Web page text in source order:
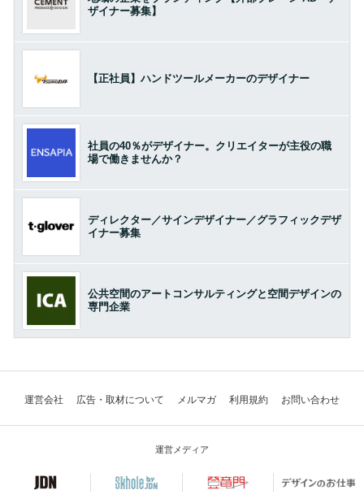
ザイナー募集】
【正社員】ハンドツールメーカーのデザイナー
社員の40％がデザイナー。クリエイターが主役の職
場で働きませんか？
ディレクター／サインデザイナー／グラフィックデザ
イナー募集
公共空間のアートコンサルティングと空間デザインの
専門企業
運営会社 広告・取材について メルマガ 利用規約 お問い合わせ
運営メディア